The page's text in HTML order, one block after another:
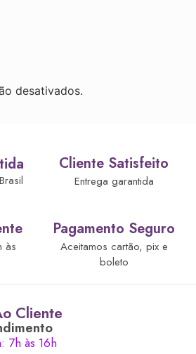
desativados.
Cliente Satisfeito
Entrega garantida
às
Pagamento Seguro
Aceitamos cartão, pix e
boleto
Cliente
7h às 16h